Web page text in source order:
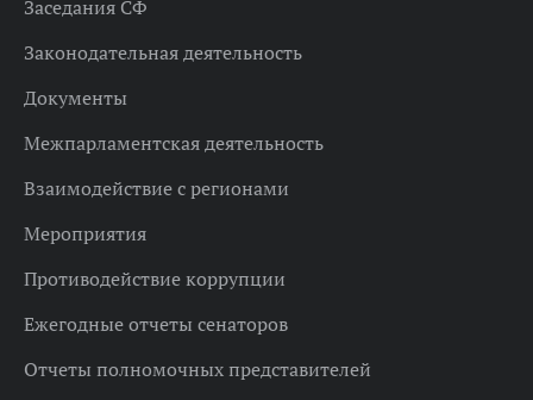
Заседания СФ
Законодательная деятельность
Документы
Межпарламентская деятельность
Взаимодействие с регионами
Мероприятия
Противодействие коррупции
Ежегодные отчеты сенаторов
Отчеты полномочных представителей